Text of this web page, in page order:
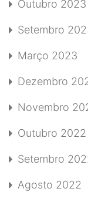
Outubro 2023
Setembro
Março 2023
Dezembro
Novembro
Outubro 2022
Setembro
Agosto 2022